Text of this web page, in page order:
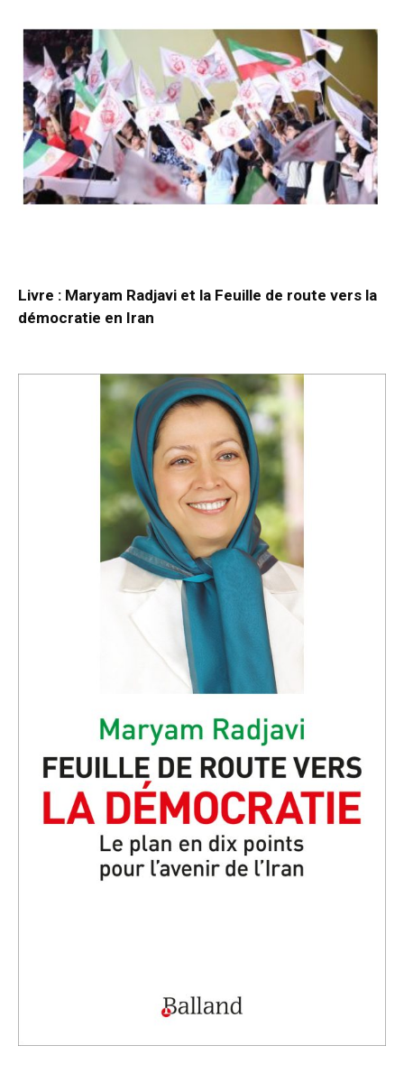
Livre : Maryam Radjavi et la Feuille de route vers la
démocratie en Iran